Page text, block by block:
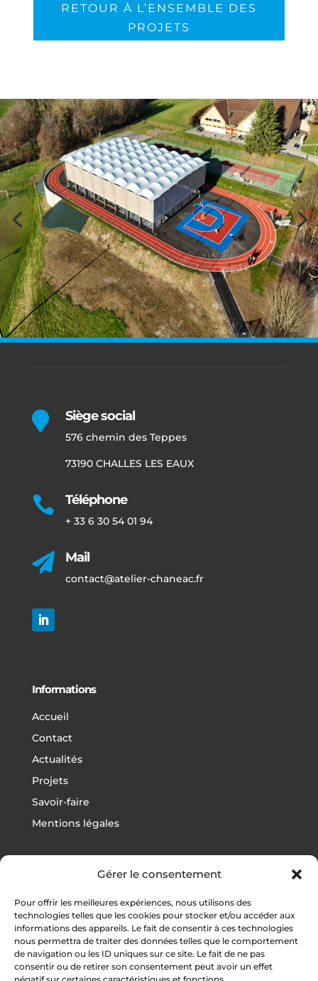
Gérer le consentement
Pour offrir les meilleures expériences, nous utilisons des
technologies telles que les cookies pour stocker et/ou accéder aux
informations des appareils. Le fait de consentir à ces technologies
nous permettra de traiter des données telles que le comportement
de navigation ou les ID uniques sur ce site. Le fait de ne pas
consentir ou de retirer son consentement peut avoir un effet
RETOUR À L’ENSEMBLE DES
PROJETS
 Siège social
576 chemin des Teppes
73190 CHALLES LES EAUX
 Téléphone
+ 33 6 30 54 01 94
 Mail
contact@atelier-chaneac.fr
Informations
Accueil
Contact
Actualités
Projets
Savoir-faire
Mentions légales
Football
Rugby
Athlétisme
Autres sports